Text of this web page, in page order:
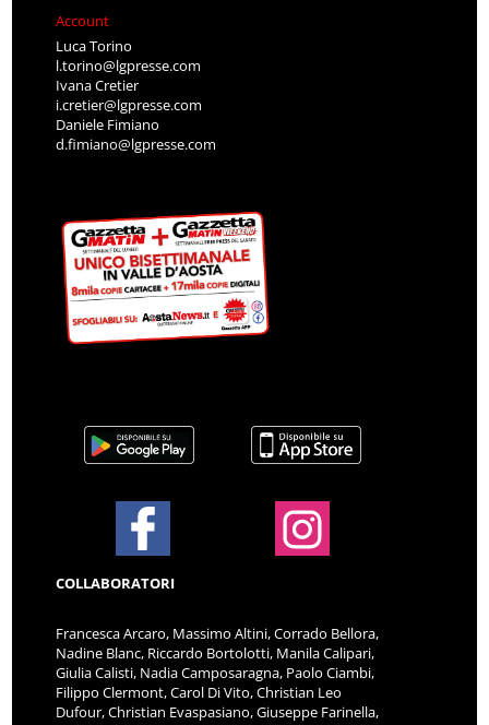
Account
Luca Torino
l.torino@lgpresse.com
Ivana Cretier
i.cretier@lgpresse.com
Daniele Fimiano
d.fimiano@lgpresse.com
COLLABORATORI
Francesca Arcaro, Massimo Altini, Corrado Bellora,
Nadine Blanc, Riccardo Bortolotti, Manila Calipari,
Giulia Calisti, Nadia Camposaragna, Paolo Ciambi,
Filippo Clermont, Carol Di Vito, Christian Leo
Dufour, Christian Evaspasiano, Giuseppe Farinella,